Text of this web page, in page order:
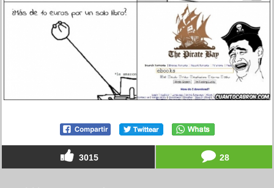
3015 28